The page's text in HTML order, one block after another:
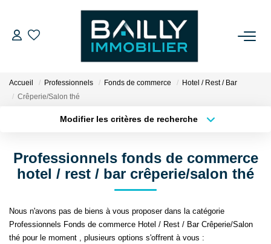
ACHETER
NOS AGENCES
Notre Équipe
Nos Partenaires
Accueil Professionnels Fonds de commerce
Hotel / Rest / Bar
Crêperie/Salon thé
Modifier les critères de recherche
Sélectionnez...
Type de bien
Surface min
Créer une alerte
Professionnels fonds de commerce
hotel / rest / bar crêperie/salon thé
Nous n'avons pas de biens à vous proposer dans la catégorie
Professionnels Fonds de commerce Hotel / Rest / Bar Crêperie/Salon
thé pour le moment , plusieurs options s'offrent à vous :